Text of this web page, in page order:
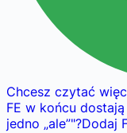
Chcesz czytać
FE w końcu
jedno „ale”"?Dodaj